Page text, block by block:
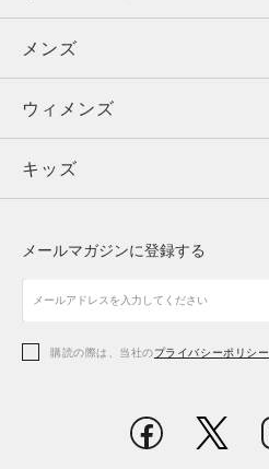
メンズ
ウィメンズ
キッズ
アクセサリー
メンズ
トップス
ボトムス
アクセサリー
ウィメンズ
トップス
シューズ
アクセサリー
キッズ
シューズ
メールマガジンに登録する
購読の際は、当社のプライバシーポリシー